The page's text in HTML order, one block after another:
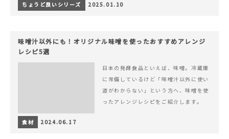
ちょうど良いシリーズ 2025.01.10
味噌汁以外にも！オリジナル味噌を使ったおすすめアレンジ
レシピ5選
日本の発酵食品といえば、味噌。冷蔵庫
に常備しているけど「味噌汁以外に使い
道がわからない」という方へ、味噌を使
ったアレンジレシピをご紹介します。
食材 2024.06.17